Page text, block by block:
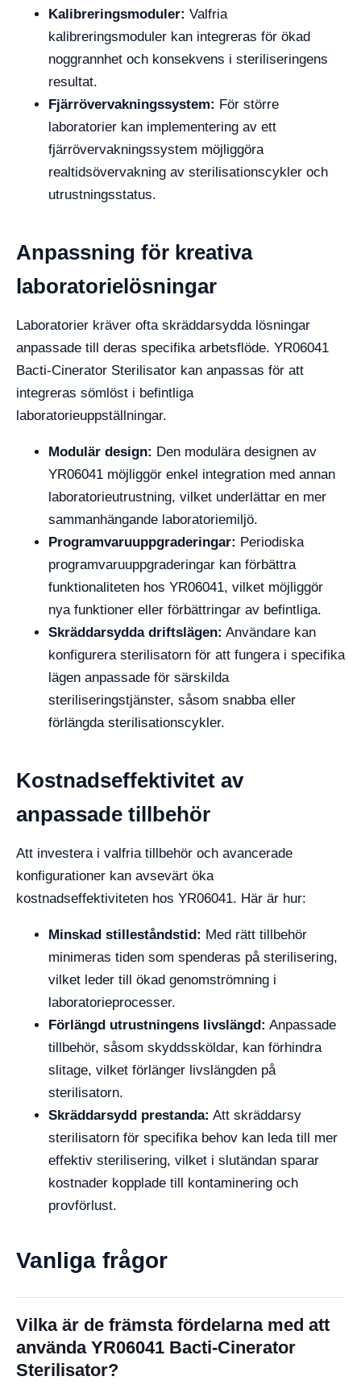
Kalibreringsmoduler: Valfria
kalibreringsmoduler kan integreras för ökad
noggrannhet och konsekvens i steriliseringens
resultat.
Fjärrövervakningssystem: För större
laboratorier kan implementering av ett
fjärrövervakningssystem möjliggöra
realtidsövervakning av sterilisationscykler och
utrustningsstatus.
Anpassning för kreativa
laboratorielösningar
Laboratorier kräver ofta skräddarsydda lösningar
anpassade till deras specifika arbetsflöde. YR06041
Bacti-Cinerator Sterilisator kan anpassas för att
integreras sömlöst i befintliga
laboratorieuppställningar.
Modulär design: Den modulära designen av
YR06041 möjliggör enkel integration med annan
laboratorieutrustning, vilket underlättar en mer
sammanhängande laboratoriemiljö.
Programvaruuppgraderingar: Periodiska
programvaruuppgraderingar kan förbättra
funktionaliteten hos YR06041, vilket möjliggör
nya funktioner eller förbättringar av befintliga.
Skräddarsydda driftslägen: Användare kan
konfigurera sterilisatorn för att fungera i specifika
lägen anpassade för särskilda
steriliseringstjänster, såsom snabba eller
förlängda sterilisationscykler.
Kostnadseffektivitet av
anpassade tillbehör
Att investera i valfria tillbehör och avancerade
konfigurationer kan avsevärt öka
kostnadseffektiviteten hos YR06041. Här är hur:
Minskad stilleståndstid: Med rätt tillbehör
minimeras tiden som spenderas på sterilisering,
vilket leder till ökad genomströmning i
laboratorieprocesser.
Förlängd utrustningens livslängd: Anpassade
tillbehör, såsom skyddssköldar, kan förhindra
slitage, vilket förlänger livslängden på
sterilisatorn.
Skräddarsydd prestanda: Att skräddarsy
sterilisatorn för specifika behov kan leda till mer
effektiv sterilisering, vilket i slutändan sparar
kostnader kopplade till kontaminering och
provförlust.
Vanliga frågor
Vilka är de främsta fördelarna med att
använda YR06041 Bacti-Cinerator
Sterilisator?